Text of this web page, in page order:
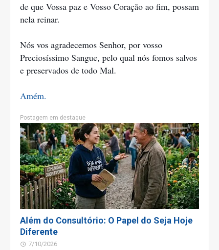
de que Vossa paz e Vosso Coração ao fim, possam
nela reinar.
Nós vos agradecemos Senhor, por vosso
Preciosíssimo Sangue, pelo qual nós fomos salvos
e preservados de todo Mal.
Amém.
Postagem em destaque
Além do Consultório: O Papel do Seja Hoje
Diferente
7/10/2026